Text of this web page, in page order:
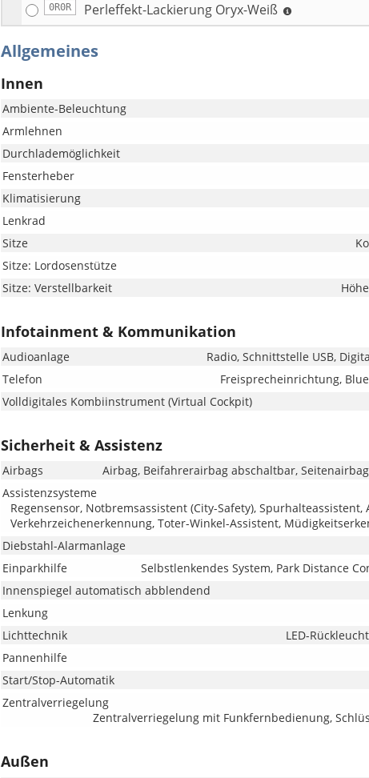
0R0R Perleffekt-Lackierung Oryx-Weiß
Allgemeines
Innen
Ambiente-Beleuchtung
Armlehnen
Durchlademöglichkeit
Fensterheber
Klimatisierung
Lenkrad
Sitze
Sitze: Lordosenstütze
Sitze: Verstellbarkeit
Infotainment & Kommunikation
Audioanlage
Radio, Schnittstelle USB,
Telefon
Freisprecheinrichtung,
Volldigitales Kombiinstrument (Virtual Cockpit)
Sicherheit & Assistenz
Airbags
Airbag, Beifahrerairbag abschaltbar,
Assistenzsysteme
Regensensor, Notbremsassistent (City-Safety),
Verkehrzeichenerkennung, Toter-Winkel-Assistent,
Diebstahl-Alarmanlage
Einparkhilfe
Selbstlenkendes System, Park Distance
Innenspiegel automatisch abblendend
Lenkung
Lichttechnik
LED-
Pannenhilfe
Start/Stop-Automatik
Zentralverriegelung
Zentralverriegelung mit Funkfernbedienung,
Außen